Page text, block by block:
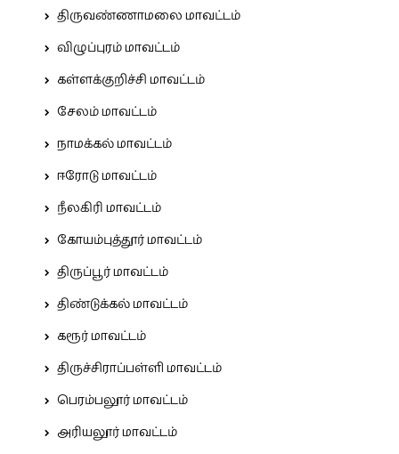
திருவண்ணாமலை மாவட்டம்
விழுப்புரம் மாவட்டம்
கள்ளக்குறிச்சி மாவட்டம்
சேலம் மாவட்டம்
நாமக்கல் மாவட்டம்
ஈரோடு மாவட்டம்
நீலகிரி மாவட்டம்
கோயம்புத்தூர் மாவட்டம்
திருப்பூர் மாவட்டம்
திண்டுக்கல் மாவட்டம்
கரூர் மாவட்டம்
திருச்சிராப்பள்ளி மாவட்டம்
பெரம்பலூர் மாவட்டம்
அரியலூர் மாவட்டம்